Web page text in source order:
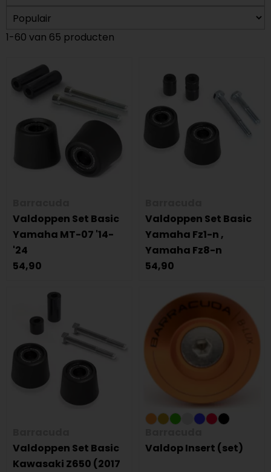
1-60 van 65 producten
Valdoppen Set Basic
Yamaha MT-07 '14-
'24
54,90
Valdoppen Set Basic
Yamaha Fz1-n ,
Yamaha Fz8-n
54,90
Valdoppen Set Basic
Kawasaki Z650 (2017
Valdop Insert (set)